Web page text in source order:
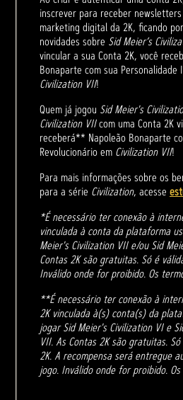
inscrever para receber
marketing digital da 2K, ficando
novidades sobre Sid Meier’s
vincular a sua Conta 2K, você
Bonaparte com sua Personalidade
Civilization VII!
Quem já jogou Sid Meier's
Civilization VIIcom uma Conta 2K
receberá** Napoleão Bonaparte
Revolucionário em Civilization VII!
Para mais informações sobre os
para a série Civilization, acesse
*É necessário ter conexão à
vinculada à conta da plataforma
Meier's Civilization VII e/ou Sid
Contas 2K são gratuitas. Só é
Inválido onde for proibido. Os
**É necessário ter conexão à
2K vinculada à(s) conta(s) da
jogar Sid Meier's Civilization VI e
VII. As Contas 2K são gratuitas.
2K. A recompensa será entregue
jogo. Inválido onde for proibido.